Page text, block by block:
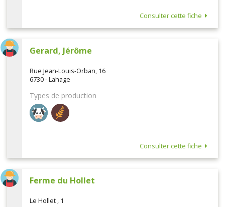
Consulter cette fiche
Gerard, Jérôme
Rue Jean-Louis-Orban, 16
6730 - Lahage
Types de production
Consulter cette fiche
Ferme du Hollet
Le Hollet , 1